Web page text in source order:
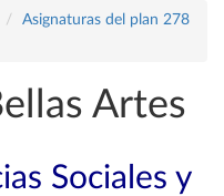
Asignaturas del plan 278
Artes
Sociales y